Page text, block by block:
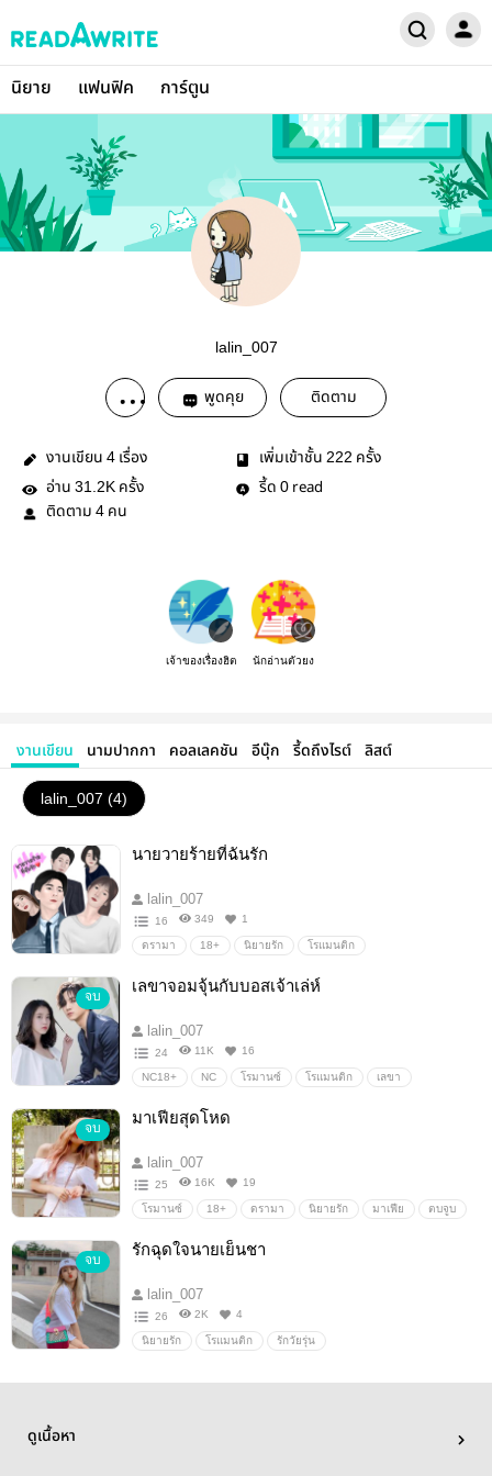
นิยาย แฟนฟิค การ์ตูน
lalin_007
พูดคุย ติดตาม
งานเขียน 4 เรื่อง เพิ่มเข้าชั้น 222 ครั้ง
อ่าน 31.2K ครั้ง รี้ด 0 read
ติดตาม 4 คน
เจ้าของเรื่องฮิต นักอ่านตัวยง
งานเขียน นามปากกา คอลเลคชัน อีบุ๊ก รี้ดถึงไรต์ ลิสต์
lalin_007 (4)
นายวายร้ายที่ฉันรัก
lalin_007
16 349 1
ดรามา 18+ นิยายรัก โรแมนติก
จบ
เลขาจอมจุ้นกับบอสเจ้าเล่ห์
lalin_007
24 11K 16
NC18+ NC โรมานซ์ โรแมนติก เลขา
จบ
มาเฟียสุดโหด
lalin_007
25 16K 19
โรมานซ์ 18+ ดรามา นิยายรัก มาเฟีย ตบจูบ
จบ
รักฉุดใจนายเย็นชา
lalin_007
26 2K 4
นิยายรัก โรแมนติก รักวัยรุ่น
ดูเนื้อหา